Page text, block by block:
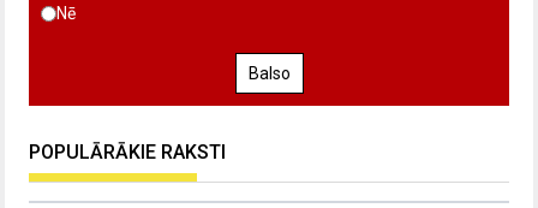
Nē
Balso
POPULĀRĀKIE RAKSTI